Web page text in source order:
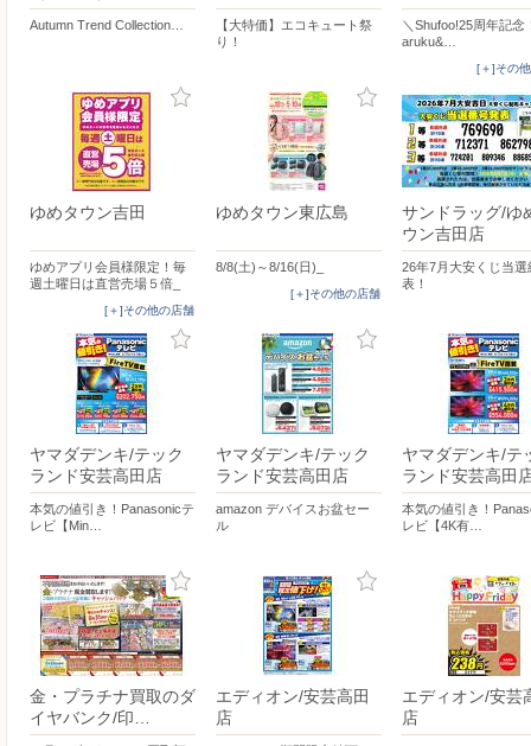
Autumn Trend Collection…
【大特価】エコキュート祭
り！
＼Shufoo!25周年記
aruku&…
[＋]その
ゆめタウン吉田
ゆめアプリ会員様限定！毎
週土曜日は直営売場５倍_
[＋]その他の店舗
ゆめタウン東広島
8/8(土)～8/16(日)_
[＋]その他の店舗
サンドラッグ/ゆ
ウン吉田店
26年7月大安くじ当選
表！
ヤマダデンキ/テック
ランド安芸高田店
本気の値引き！Panasonicテ
レビ【Min…
ヤマダデンキ/テック
ランド安芸高田店
amazon デバイスお盆セー
ル
ヤマダデンキ/テ
ランド安芸高田
本気の値引き！
レビ【4K有…
金・プラチナ買取のダ
イヤバンク/印…
エディオン/安芸高田
店
エディオン/安芸
店